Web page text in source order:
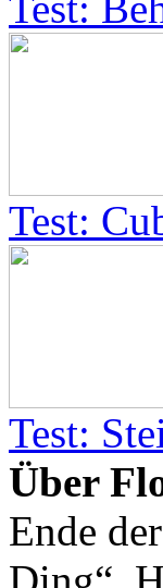
Test:
Test:
Über
Ende